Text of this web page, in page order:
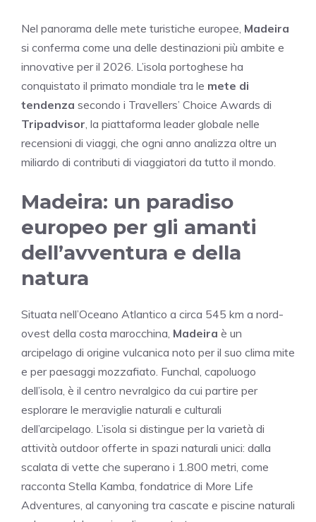
Nel panorama delle mete turistiche europee, Madeira
si conferma come una delle destinazioni più ambite e
innovative per il 2026. L’isola portoghese ha
conquistato il primato mondiale tra le mete di
tendenza secondo i Travellers’ Choice Awards di
Tripadvisor , la piattaforma leader globale nelle
recensioni di viaggi, che ogni anno analizza oltre un
miliardo di contributi di viaggiatori da tutto il mondo.
Madeira: un paradiso
europeo per gli amanti
dell’avventura e della
natura
Situata nell’Oceano Atlantico a circa 545 km a nord-
ovest della costa marocchina, Madeira è un
arcipelago di origine vulcanica noto per il suo clima mite
e per paesaggi mozzafiato. Funchal, capoluogo
dell’isola, è il centro nevralgico da cui partire per
esplorare le meraviglie naturali e culturali
dell’arcipelago. L’isola si distingue per la varietà di
attività outdoor offerte in spazi naturali unici: dalla
scalata di vette che superano i 1.800 metri, come
racconta Stella Kamba, fondatrice di More Life
Adventures, al canyoning tra cascate e piscine naturali